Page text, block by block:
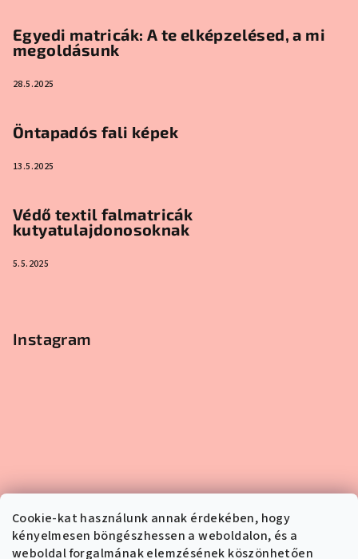
Cookie-kat használunk annak érdekében, hogy
kényelmesen böngészhessen a weboldalon, és a
weboldal forgalmának elemzésének köszönhetően
Egyedi matricák: A te elképzelésed, a mi
megoldásunk
28.5.2025
Öntapadós fali képek
13.5.2025
Védő textil falmatricák
kutyatulajdonosoknak
5.5.2025
Instagram